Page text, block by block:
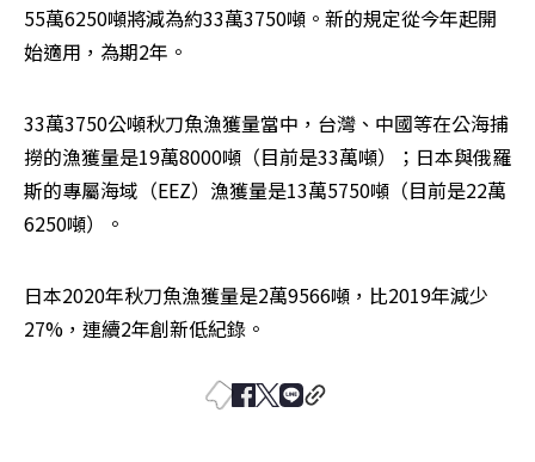
55萬6250噸將減為約33萬3750噸。新的規定從今年起開
始適用，為期2年。
33萬3750公噸秋刀魚漁獲量當中，台灣、中國等在公海捕
撈的漁獲量是19萬8000噸（目前是33萬噸）；日本與俄羅
斯的專屬海域（EEZ）漁獲量是13萬5750噸（目前是22萬
6250噸）。
日本2020年秋刀魚漁獲量是2萬9566噸，比2019年減少
27%，連續2年創新低紀錄。